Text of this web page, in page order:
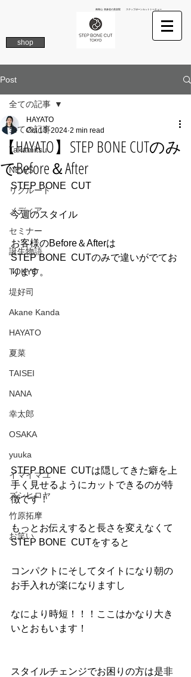
南青山 表参道の美容院 ステップボーンカットトーキョー
shop
Post
全ての記事
Takamitsu
NEWS
リクルート
メディア
セミナー
誕生物語
TOKYO
堤好司
Akane Kanda
HAYATO
夏菜
TAISEI
NANA
幸太郎
OSAKA
yuuka
イマイマユ
ズシヒロヤ
竹原拓摩
お笑い
全ての記事
【HAYATO】STEP BONE CUTのみ
でBefore＆After
HAYATO
Oct 13, 2024 2 min read
STEP BONE  CUT
今週のスタイル
お客様のBefore＆Afterは
STEP BONE  CUTのみで違いがでてお
ります。
STEP BONE  CUTは隠してきた癖を上
手く見せるようにカットできるのが特
徴です！
もっとお伝えすると長さを変えなくて
STEP BONE  CUTをすると
コンパクトにそしてタイトになり朝の
お手入れが楽になりますし
なにより時短！！！ここはかなり大き
いとおもいます！
スタイルチェンジでお困りの方は是非